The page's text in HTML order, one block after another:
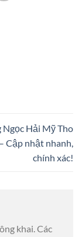
Ngọc Hải Mỹ Tho
Cập nhật nhanh,
chính xác!
khai.Các